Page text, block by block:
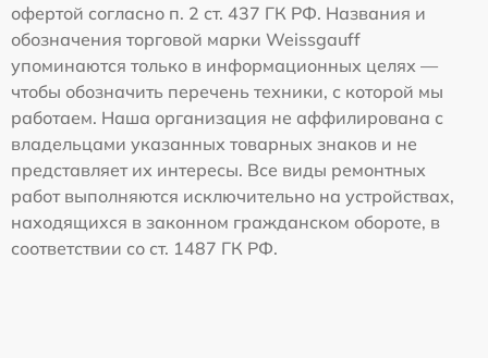
офертой согласно п. 2 ст. 437 ГК РФ. Названия и
обозначения торговой марки Weissgauff
упоминаются только в информационных целях —
чтобы обозначить перечень техники, с которой мы
работаем. Наша организация не аффилирована с
владельцами указанных товарных знаков и не
представляет их интересы. Все виды ремонтных
работ выполняются исключительно на устройствах,
находящихся в законном гражданском обороте, в
соответствии со ст. 1487 ГК РФ.